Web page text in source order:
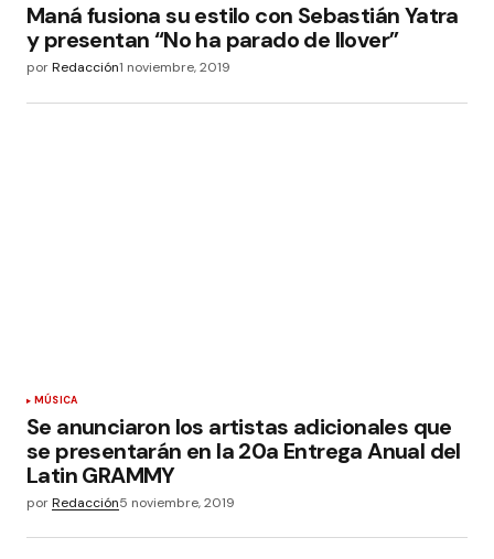
Maná fusiona su estilo con Sebastián Yatra
y presentan “No ha parado de llover”
porRedacción1 noviembre, 2019
MÚSICA
Se anunciaron los artistas adicionales que
se presentarán en la 20a Entrega Anual del
Latin GRAMMY
porRedacción5 noviembre, 2019